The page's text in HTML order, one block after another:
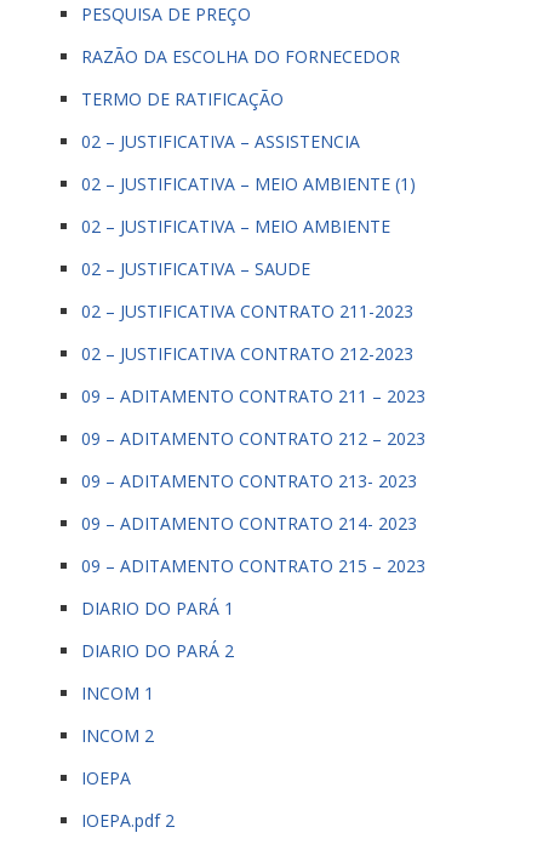
PESQUISA DE PREÇO
RAZÃO DA ESCOLHA DO FORNECEDOR
TERMO DE RATIFICAÇÃO
02 – JUSTIFICATIVA – ASSISTENCIA
02 – JUSTIFICATIVA – MEIO AMBIENTE (1)
02 – JUSTIFICATIVA – MEIO AMBIENTE
02 – JUSTIFICATIVA – SAUDE
02 – JUSTIFICATIVA CONTRATO 211-2023
02 – JUSTIFICATIVA CONTRATO 212-2023
09 – ADITAMENTO CONTRATO 211 – 2023
09 – ADITAMENTO CONTRATO 212 – 2023
09 – ADITAMENTO CONTRATO 213- 2023
09 – ADITAMENTO CONTRATO 214- 2023
09 – ADITAMENTO CONTRATO 215 – 2023
DIARIO DO PARÁ 1
DIARIO DO PARÁ 2
INCOM 1
INCOM 2
IOEPA
IOEPA.pdf 2